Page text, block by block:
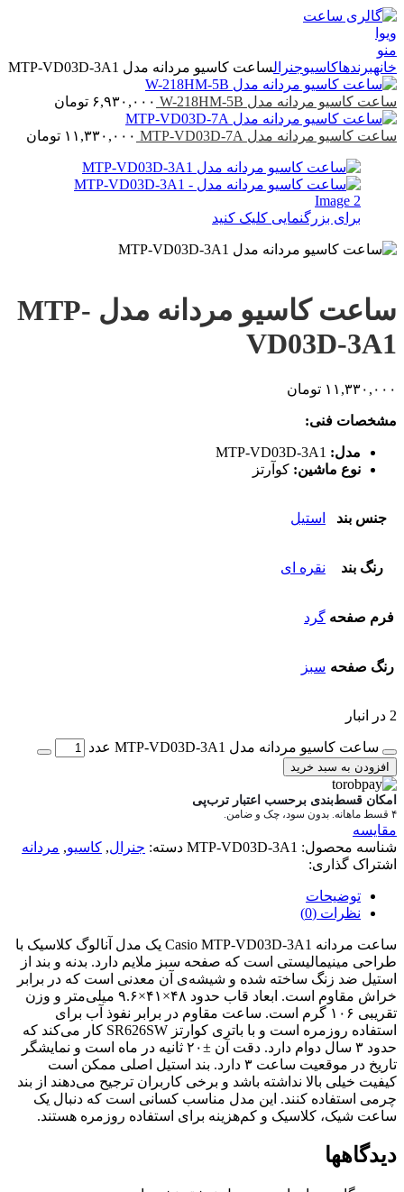
منو
خانهبرندهاکاسیوجنرالساعت کاسیو مردانه مدل MTP-VD03D-3A1
ساعت کاسیو مردانه مدل W-218HM-5B ۶,۹۳۰,۰۰۰ تومان
ساعت کاسیو مردانه مدل MTP-VD03D-7A ۱۱,۳۳۰,۰۰۰ تومان
برای بزرگنمایی کلیک کنید
ساعت کاسیو مردانه مدل MTP-
VD03D-3A1
۱۱,۳۳۰,۰۰۰ تومان
مشخصات فنی:
مدل:
نوع ماشین: کوآرتز
جنس بند استیل
رنگ بند نقره ای
فرم صفحه گرد
رنگ صفحه سبز
2 در انبار
ساعت کاسیو مردانه مدل MTP-VD03D-3A1 عدد
افزودن به سبد خرید
امکان قسط‌بندی برحسب اعتبار ترب‌پی
۴ قسط ماهانه. بدون سود، چک و ضامن.
مقایسه
شناسه محصول: MTP-VD03D-3A1 دسته: جنرال, کاسیو, مردانه
اشتراک گذاری:
توضیحات
نظرات (0)
ساعت مردانه Casio MTP‑VD03D‑3A1 یک مدل آنالوگ کلاسیک با
طراحی مینیمالیستی است که صفحه سبز ملایم دارد. بدنه و بند از
استیل ضد زنگ ساخته شده و شیشه‌ی آن معدنی است که در برابر
خراش مقاوم است. ابعاد قاب حدود ۴۸×۴۱×۹.۶ میلی‌متر و وزن
تقریبی ۱۰۶ گرم است. ساعت مقاوم در برابر نفوذ آب برای
استفاده روزمره است و با باتری کوارتز SR626SW کار می‌کند که
حدود ۳ سال دوام دارد. دقت آن ±۲۰ ثانیه در ماه است و نمایشگر
تاریخ در موقعیت ساعت ۳ دارد. بند استیل اصلی ممکن است
کیفیت خیلی بالا نداشته باشد و برخی کاربران ترجیح می‌دهند از بند
چرمی استفاده کنند. این مدل مناسب کسانی است که دنبال یک
ساعت شیک، کلاسیک و کم‌هزینه برای استفاده روزمره هستند.
دیدگاهها